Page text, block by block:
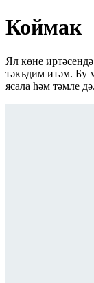
Коймак
Ял көне
тәкъдим итәм. Бу
ясала һәм тәмле дә.